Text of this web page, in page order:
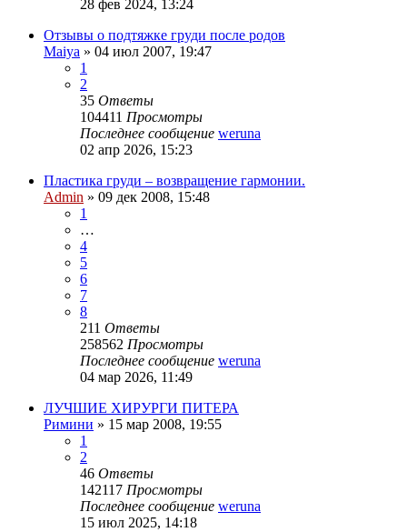
28 фев 2024, 13:24
Отзывы о подтяжке груди после родов
Maiya » 04 июл 2007, 19:47
1
2
35 Ответы
104411 Просмотры
Последнее сообщение weruna
02 апр 2026, 15:23
Пластика груди – возвращение гармонии.
Admin » 09 дек 2008, 15:48
1
…
4
5
6
7
8
211 Ответы
258562 Просмотры
Последнее сообщение weruna
04 мар 2026, 11:49
ЛУЧШИЕ ХИРУРГИ ПИТЕРА
Римини » 15 мар 2008, 19:55
1
2
46 Ответы
142117 Просмотры
Последнее сообщение weruna
15 июл 2025, 14:18